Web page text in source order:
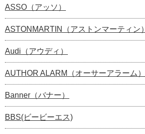
ASSO（アッソ）
ASTONMARTIN（アストンマーティン）
Audi（アウディ）
AUTHOR ALARM（オーサーアラーム）
Banner（バナー）
BBS(ビービーエス)